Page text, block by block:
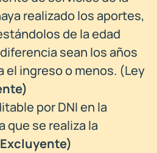
realizado los aportes,
de la edad
sean los años
el ingreso o menos. (Ley
por DNI en la
que se realiza la